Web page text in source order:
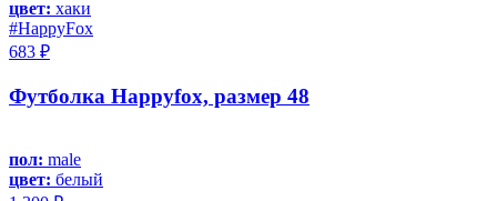
цвет: хаки
#HappyFox
683 ₽
Футболка Happyfox, размер 48
пол: male
цвет: белый